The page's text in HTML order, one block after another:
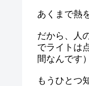
あくまで熱
だから、人
でライトは
間なんです）
もうひとつ